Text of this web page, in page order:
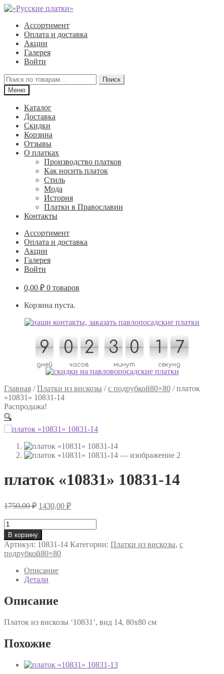
Перейти
навигации
Перейти
содержимому
Ассортимент
Оплата и доставка
Акции
Галерея
Войти
Искать:
Поиск
Меню
Каталог
Доставка
Скидки
Корзина
Отзывы
О платках
Производство платков
Как носить платок
Стиль
Мода
История
Платки в Православии
Контакты
Ассортимент
Оплата и доставка
Акции
Галерея
Войти
0,00 ₽ 0 товаров
Корзина пуста.
9
9
дней
0
0 2
2
часов
3
3 0
0
минут
2
1
1
2 7
6
6
7
секунд
Главная /Платки из вискозы /с подрубкой80×80 /платок
«10831» 10831-14
Распродажа!
🔍
платок «10831» 10831-14
1750,00₽ Первоначальная
составляла
1750,00 ₽.
1430,00 ₽Текущая
Количество
товара
платок
«10831»
10831-
В корзину
Артикул: 10831-14 Категории: Платки из вискозы, с
подрубкой80×80
Описание
Детали
Описание
Платок из вискозы ‘10831’, вид 14, 80х80 см
Похожие